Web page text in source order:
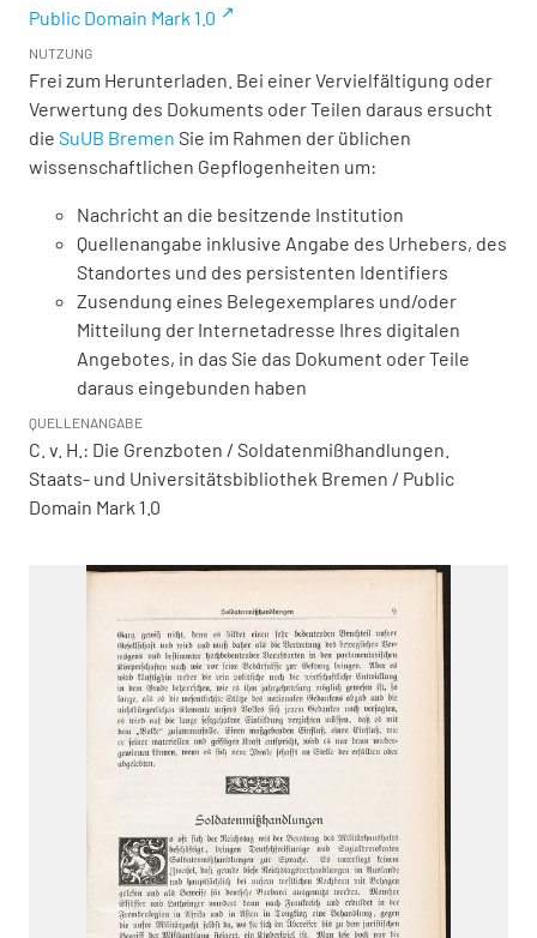
Public Domain Mark 1.0
NUTZUNG
Frei zum Herunterladen. Bei einer Vervielfältigung oder
Verwertung des Dokuments oder Teilen daraus ersucht
die SuUB Bremen Sie im Rahmen der üblichen
wissenschaftlichen Gepflogenheiten um:
Nachricht an die besitzende Institution
Quellenangabe inklusive Angabe des Urhebers, des
Standortes und des persistenten Identifiers
Zusendung eines Belegexemplares und/oder
Mitteilung der Internetadresse Ihres digitalen
Angebotes, in das Sie das Dokument oder Teile
daraus eingebunden haben
QUELLENANGABE
C. v. H.: Die Grenzboten / Soldatenmißhandlungen.
Staats- und Universitätsbibliothek Bremen / Public
Domain Mark 1.0